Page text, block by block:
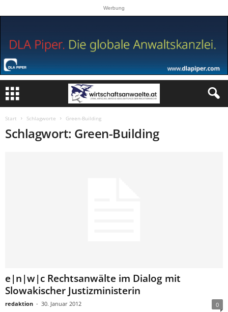
Werbung
Start Schlagworte Green-Building
Schlagwort: Green-Building
e|n|w|c Rechtsanwälte im Dialog mit
Slowakischer Justizministerin
redaktion - 30. Januar 2012 0